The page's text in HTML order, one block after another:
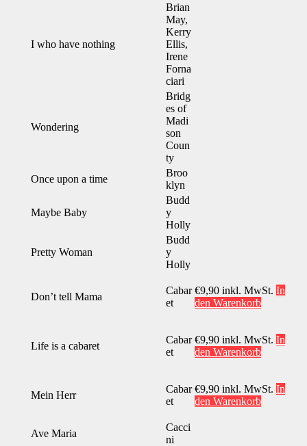
I who have nothing
Brian
May,
Kerry
Ellis,
Irene
Forna
ciari
Wondering
Bridg
es of
Madi
son
Coun
ty
Once upon a time
Broo
klyn
Maybe Baby
Budd
y
Holly
Pretty Woman
Budd
y
Holly
Don’t tell Mama
Cabar
et
€9,90 inkl. MwSt. In
den Warenkorb
Life is a cabaret
Cabar
et
€9,90 inkl. MwSt. In
den Warenkorb
Mein Herr
Cabar
et
€9,90 inkl. MwSt. In
den Warenkorb
Ave Maria
Cacci
ni